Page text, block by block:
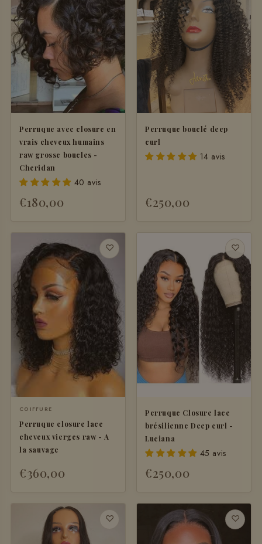
Perruque avec closure en
vrais cheveux humains
raw grosse boucles -
Cheridan
40 avis
€180,00
Perruque bouclé deep
curl
14 avis
€250,00
♡
+ AJOUTER
COIFFURE
Perruque closure lace
cheveux vierges raw - A
la sauvage
€360,00
♡
Perruque Closure lace
brésilienne Deep curl -
Luciana
45 avis
€250,00
♡ ♡